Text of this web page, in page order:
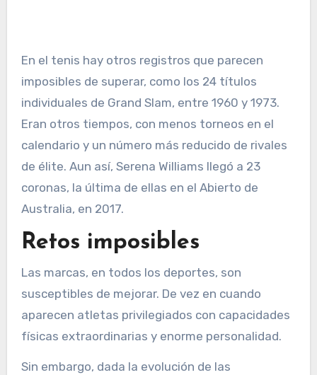
En el tenis hay otros registros que parecen
imposibles de superar, como los 24 títulos
individuales de Grand Slam, entre 1960 y 1973.
Eran otros tiempos, con menos torneos en el
calendario y un número más reducido de rivales
de élite. Aun así, Serena Williams llegó a 23
coronas, la última de ellas en el Abierto de
Australia, en 2017.
Retos imposibles
Las marcas, en todos los deportes, son
susceptibles de mejorar. De vez en cuando
aparecen atletas privilegiados con capacidades
físicas extraordinarias y enorme personalidad.
Sin embargo, dada la evolución de las